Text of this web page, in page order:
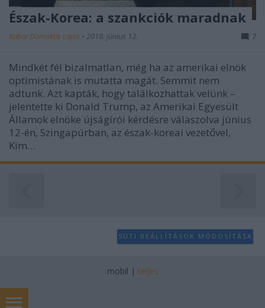
related to security, including authentication
functionality and fraud prevention, and other
user protection.
Észak-Korea: a szankciók maradnak
Kabai Domokos Lajos • 2018. június 12. 7
Mindkét fél bizalmatlan, még ha az amerikai elnök
optimistának is mutatta magát. Semmit nem
adtunk. Azt kapták, hogy találkozhattak velünk –
jelentette ki Donald Trump, az Amerikai Egyesült
Államok elnöke újságírói kérdésre válaszolva június
12-én, Szingapúrban, az észak-koreai vezetővel,
Kim…
SÜTI BEÁLLÍTÁSOK MÓDOSÍTÁSA
mobil | teljes